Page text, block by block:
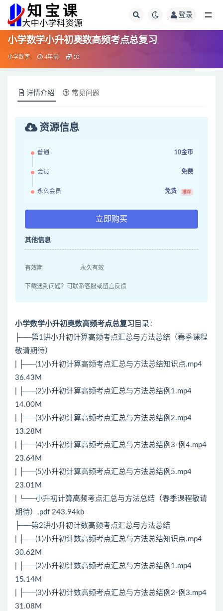
登录
小学数学小升初奥数高频考点总复习
小学数字 4年前 10
详情介绍 常见问题
资源信息
普通 10金币
会员 免费
永久会员 免费 推荐
立即购买
其他信息
有效期 永久有效
下载遇到问题？可联系客服或留言反馈
小学数学小升初奥数高频考点总复习 目录：
├──第1讲小升初计算高频考点汇总与方法总结（春季课程
敬请期待）
| ├──(1)小升初计算高频考点汇总与方法总结知识点.mp4
36.43M
| ├──(2)小升初计算高频考点汇总与方法总结例1.mp4
14.00M
| ├──(3)小升初计算高频考点汇总与方法总结例2.mp4
13.28M
| ├──(4)小升初计算高频考点汇总与方法总结例3-例4.mp4
23.64M
| ├──(5)小升初计算高频考点汇总与方法总结例5.mp4
23.01M
| └──小升初计算高频考点汇总与方法总结（春季课程敬请
期待）.pdf 243.94kb
├──第2讲小升初计数高频考点汇总与方法总结
| ├──(1)小升初计数高频考点汇总与方法总结知识点.mp4
30.62M
| ├──(2)小升初计数高频考点汇总与方法总结例1.mp4
15.14M
| ├──(3)小升初计数高频考点汇总与方法总结例2-例3.mp4
31.08M
全部